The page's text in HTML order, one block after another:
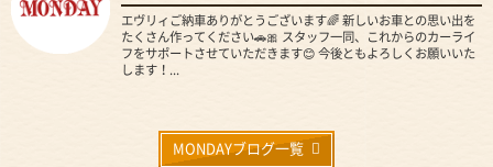
エヴリィご納車ありがとうございます🌈 新しいお車との思い出を
たくさん作ってください🚗🎀 スタッフ一同、これからのカーライ
フをサポートさせていただきます😊 今後ともよろしくお願いいた
します！...
MONDAYブログ一覧